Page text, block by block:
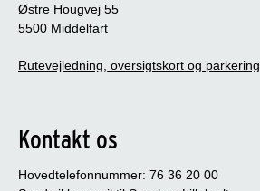
Østre Hougvej 55
5500 Middelfart
Rutevejledning, oversigtskort og parkering
Kontakt os
Hovedtelefonnummer: 76 36 20 00